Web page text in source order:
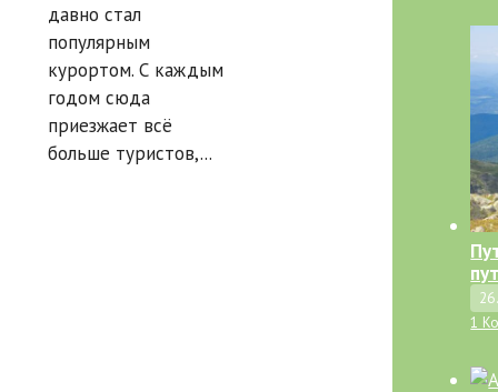
давно стал
популярным
курортом. С каждым
годом сюда
приезжает всё
больше туристов,...
1